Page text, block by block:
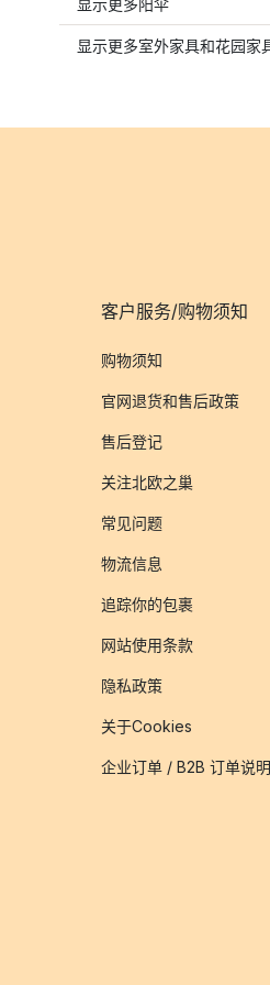
显示更多阳伞
显示更多室外家具和花园家
客户服务/购物须知
购物须知
官网退货和售后政策
售后登记
关注北欧之巢
常见问题
物流信息
追踪你的包裹
网站使用条款
隐私政策
关于Cookies
企业订单 / B2B 订单说明